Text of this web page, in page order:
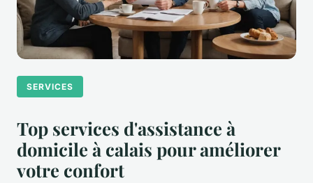
SERVICES
Top services d'assistance à
domicile à calais pour améliorer
votre confort